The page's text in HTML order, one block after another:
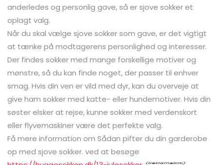
anderledes og personlig gave, så er sjove sokker et
oplagt valg.
Når du skal vælge sjove sokker som gave, er det vigtigt
at tænke på modtagerens personlighed og interesser.
Der findes sokker med mange forskellige motiver og
mønstre, så du kan finde noget, der passer til enhver
smag. Hvis din ven er vild med dyr, kan du overveje at
give ham sokker med katte- eller hundemotiver. Hvis din
søster elsker at rejse, kunne sokker med verdenskort
eller flyvemaskiner være det perfekte valg.
Få mere information om Sådan pifter du din garderobe
op med sjove sokker. ved at besøge